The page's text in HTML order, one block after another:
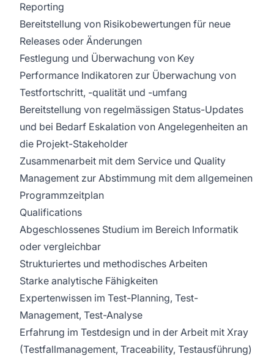
Reporting
Bereitstellung von Risikobewertungen für neue
Releases oder Änderungen
Festlegung und Überwachung von Key
Performance Indikatoren zur Überwachung von
Testfortschritt, -qualität und -umfang
Bereitstellung von regelmässigen Status-Updates
und bei Bedarf Eskalation von Angelegenheiten an
die Projekt-Stakeholder
Zusammenarbeit mit dem Service und Quality
Management zur Abstimmung mit dem allgemeinen
Programmzeitplan
Qualifications
Abgeschlossenes Studium im Bereich Informatik
oder vergleichbar
Strukturiertes und methodisches Arbeiten
Starke analytische Fähigkeiten
Expertenwissen im Test-Planning, Test-
Management, Test-Analyse
Erfahrung im Testdesign und in der Arbeit mit Xray
(Testfallmanagement, Traceability, Testausführung)